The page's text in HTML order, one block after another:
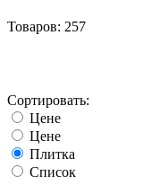
Товаров: 257
Сортировать:
Цене
Цене
Плитка
Список